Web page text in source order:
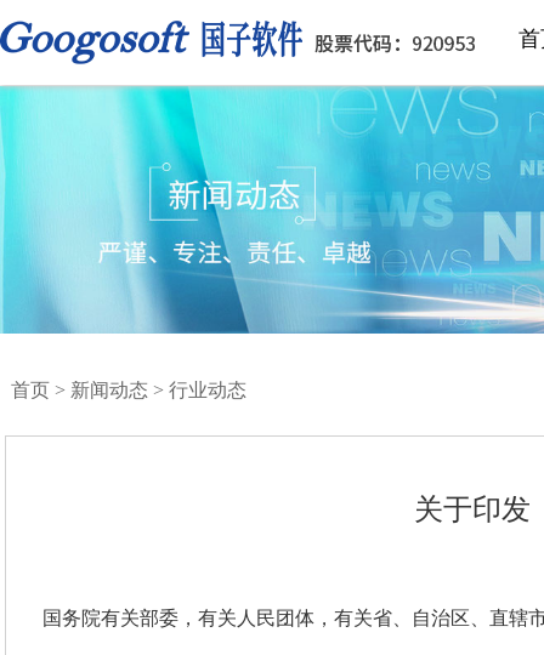
首页 > 新闻动态 > 行业动态
关于印发
国务院有关部委，有关人民团体，有关省、自治区、直辖